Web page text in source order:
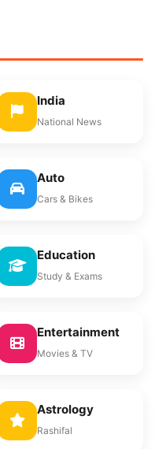
India
National News
Auto
Cars & Bikes
Education
Study & Exams
Entertainment
Movies & TV
Astrology
Rashifal